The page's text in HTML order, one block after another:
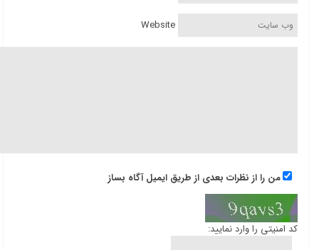
Website
من را از نظرات بعدی از طریق ایمیل آگاه بساز
کد امنیتی را وارد نمایید: